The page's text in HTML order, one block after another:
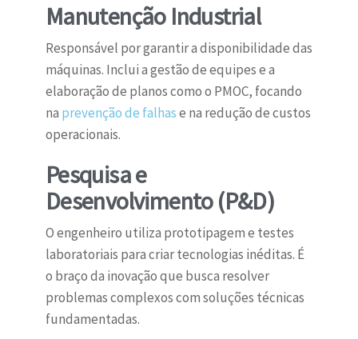
Manutenção Industrial
Responsável por garantir a disponibilidade das
máquinas. Inclui a gestão de equipes e a
elaboração de planos como o PMOC, focando
na prevenção de falhase na redução de custos
operacionais.
Pesquisa e
Desenvolvimento (P&D)
O engenheiro utiliza prototipagem e testes
laboratoriais para criar tecnologias inéditas. É
o braço da inovação que busca resolver
problemas complexos com soluções técnicas
fundamentadas.